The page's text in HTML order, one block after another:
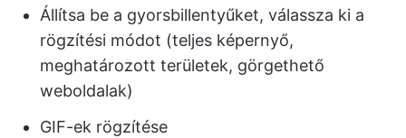
Állítsa be a gyorsbillentyűket, válassza ki a
rögzítési módot (teljes képernyő,
meghatározott területek, görgethető
weboldalak)
GIF-ek rögzítése